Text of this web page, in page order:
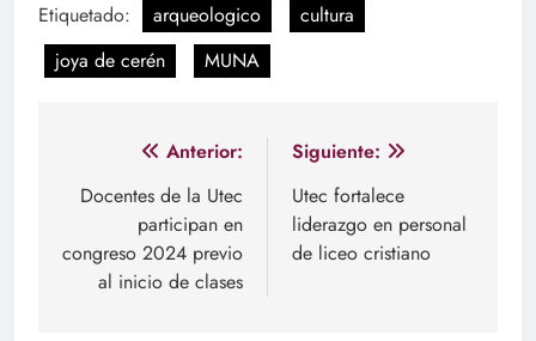
Etiquetado: arqueologico
cultura
joya de cerén
MUNA
Navegación
de
entradas
Anterior:
Docentes de la Utec
participan en
congreso 2024 previo
al inicio de clases
Siguiente:
Utec fortalece
liderazgo en personal
de liceo cristiano